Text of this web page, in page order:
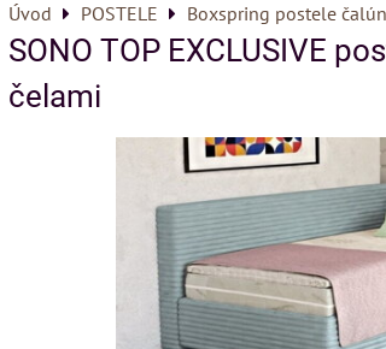
Úvod POSTELE Boxspring postele
SONO TOP EXCLUSIVE
čelami